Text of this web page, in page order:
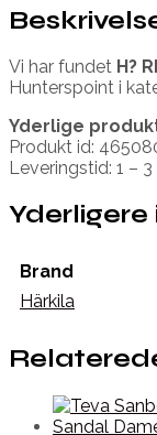
Vi har fundet H?
Hunterspoint i
Yderlige
Produkt id:
Leveringstid: 1 –
Brand
Härkila